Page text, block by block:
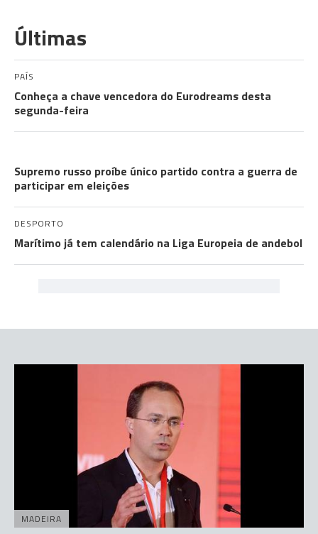
Últimas
PAÍS
Conheça a chave vencedora do Eurodreams desta
segunda-feira
Supremo russo proíbe único partido contra a guerra de
participar em eleições
DESPORTO
Marítimo já tem calendário na Liga Europeia de andebol
MADEIRA